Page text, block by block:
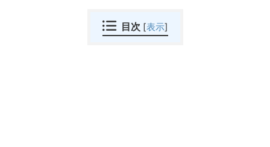
目次 [表示]